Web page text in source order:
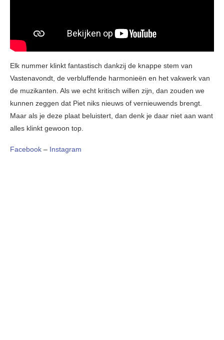
Elk nummer klinkt fantastisch dankzij de knappe stem van
Vastenavondt, de verbluffende harmonieën en het vakwerk van
de muzikanten. Als we echt kritisch willen zijn, dan zouden we
kunnen zeggen dat Piet niks nieuws of vernieuwends brengt.
Maar als je deze plaat beluistert, dan denk je daar niet aan want
alles klinkt gewoon top.
Facebook – Instagram